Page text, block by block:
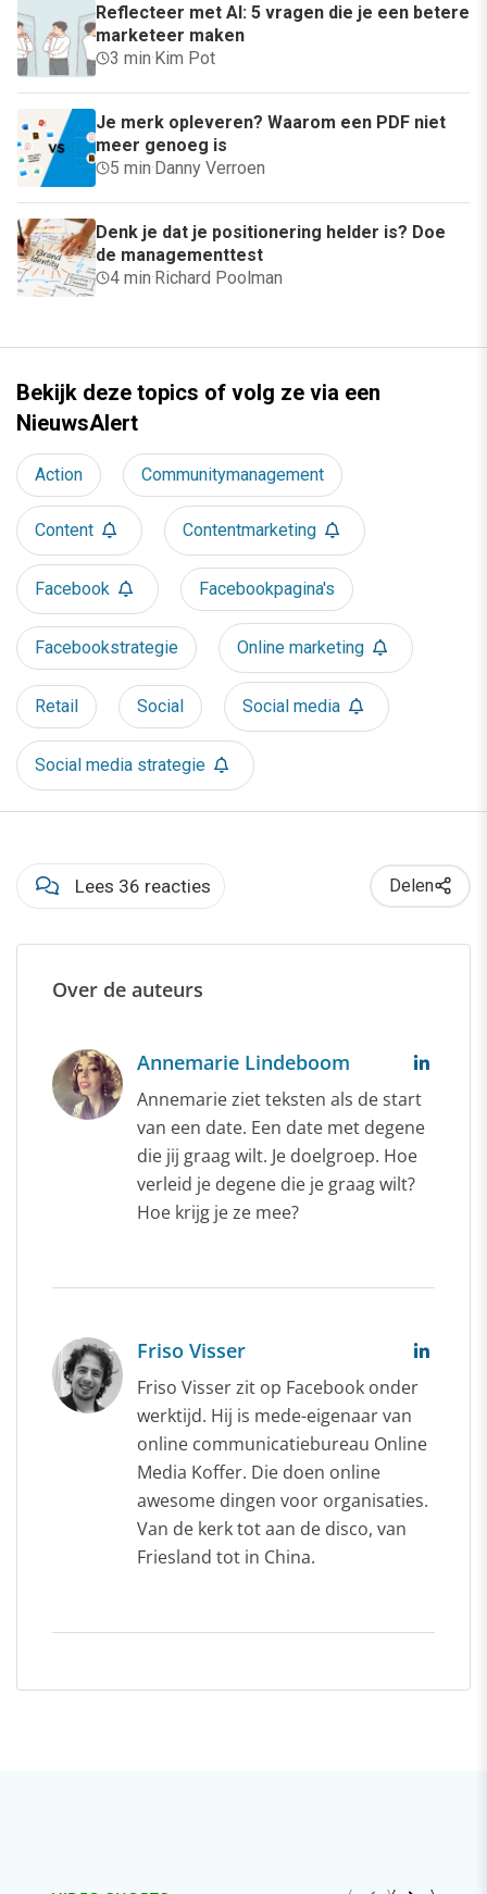
Reflecteer met AI: 5 vragen die je een betere
marketeer maken
3 min·Kim Pot
Je merk opleveren? Waarom een PDF niet
meer genoeg is
5 min·Danny Verroen
Denk je dat je positionering helder is? Doe
de managementtest
4 min·Richard Poolman
Bekijk deze topics of volg ze via een
NieuwsAlert
Action Communitymanagement
Content Contentmarketing
Facebook Facebookpagina's
Facebookstrategie Online marketing
Retail Social Social media
Social media strategie
Lees 36 reacties Delen
Over de auteurs
Annemarie Lindeboom
Annemarie ziet teksten als de start
van een date. Een date met degene
die jij graag wilt. Je doelgroep. Hoe
verleid je degene die je graag wilt?
Hoe krijg je ze mee?
Friso Visser
Friso Visser zit op Facebook onder
werktijd. Hij is mede-eigenaar van
online communicatiebureau Online
Media Koffer. Die doen online
awesome dingen voor organisaties.
Van de kerk tot aan de disco, van
Friesland tot in China.